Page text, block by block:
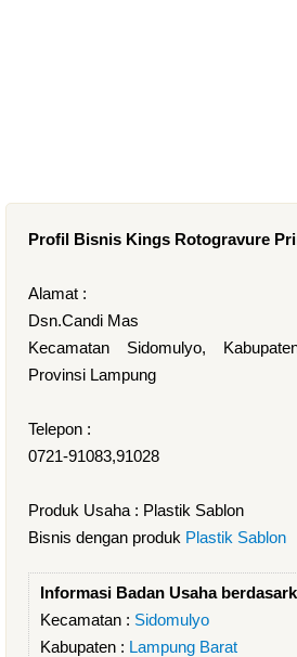
Profil Bisnis Kings Rotogravure
Alamat :
Dsn.Candi Mas
Kecamatan Sidomulyo,
Provinsi Lampung
Telepon :
0721-91083,91028
Produk Usaha : Plastik Sablon
Bisnis dengan produk Plastik Sablon
Informasi Badan Usaha
Kecamatan : Sidomulyo
Kabupaten : Lampung Barat